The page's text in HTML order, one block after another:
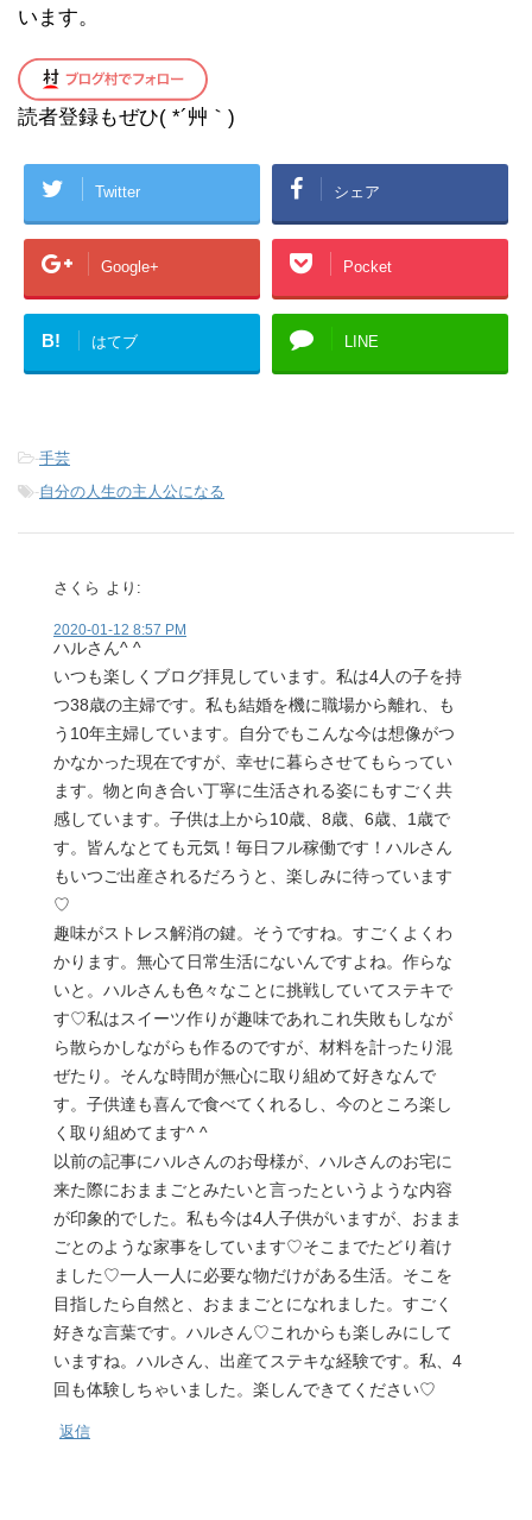
います。
読者登録もぜひ( *´艸｀)
Twitter シェア
Google+ Pocket
B! はてブ LINE
-手芸
-自分の人生の主人公になる
さくら より:
2020-01-12 8:57 PM
ハルさん^ ^
いつも楽しくブログ拝見しています。私は4人の子を持
つ38歳の主婦です。私も結婚を機に職場から離れ、も
う10年主婦しています。自分でもこんな今は想像がつ
かなかった現在ですが、幸せに暮らさせてもらってい
ます。物と向き合い丁寧に生活される姿にもすごく共
感しています。子供は上から10歳、8歳、6歳、1歳で
す。皆んなとても元気！毎日フル稼働です！ハルさん
もいつご出産されるだろうと、楽しみに待っています
♡
趣味がストレス解消の鍵。そうですね。すごくよくわ
かります。無心て日常生活にないんですよね。作らな
いと。ハルさんも色々なことに挑戦していてステキで
す♡私はスイーツ作りが趣味であれこれ失敗もしなが
ら散らかしながらも作るのですが、材料を計ったり混
ぜたり。そんな時間が無心に取り組めて好きなんで
す。子供達も喜んで食べてくれるし、今のところ楽し
く取り組めてます^ ^
以前の記事にハルさんのお母様が、ハルさんのお宅に
来た際におままごとみたいと言ったというような内容
が印象的でした。私も今は4人子供がいますが、おまま
ごとのような家事をしています♡そこまでたどり着け
ました♡一人一人に必要な物だけがある生活。そこを
目指したら自然と、おままごとになれました。すごく
好きな言葉です。ハルさん♡これからも楽しみにして
いますね。ハルさん、出産てステキな経験です。私、4
回も体験しちゃいました。楽しんできてください♡
返信